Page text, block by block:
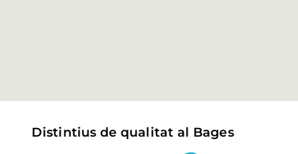
Distintius de qualitat al Bages